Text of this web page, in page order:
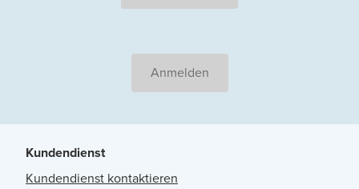
Anmelden
Kundendienst
Kundendienst kontaktieren